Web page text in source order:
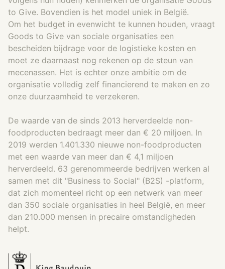
to Give. Bovendien is het model uniek in België.
Om het budget in evenwicht te kunnen houden, vraagt
Goods to Give van sociale organisaties een
bescheiden bijdrage voor de logistieke kosten en
moet ze daarnaast nog rekenen op de steun van
mecenassen. Het is echter onze ambitie om de
organisatie volledig zelf financierend te maken en zo
onze duurzaamheid te verzekeren.
De waarde van de sinds 2013 herverdeelde non-
foodproducten bedraagt meer dan € 20 miljoen. In
2019 werden 1.401.330 nieuwe non-foodproducten
met een waarde van meer dan € 4,1 miljoen
herverdeeld. 63 gerenommeerde bedrijven werken al
samen met dit "Business to Social" (B2S) -platform,
dat zich momenteel richt op een netwerk van meer
dan 350 sociale organisaties in heel België, en meer
dan 210.000 mensen in precaire omstandigheden
helpt.